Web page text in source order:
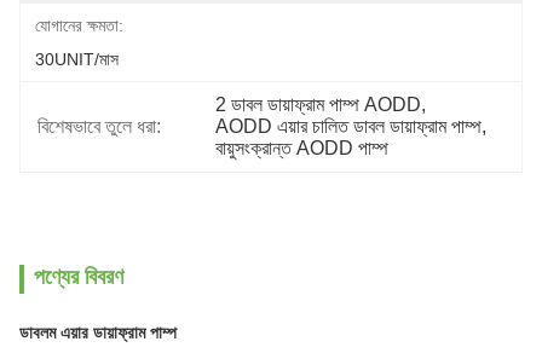
যোগানের ক্ষমতা:
30UNIT/মাস
বিশেষভাবে তুলে ধরা:
2 ডাবল ডায়াফ্রাম পাম্প AODD,
AODD এয়ার চালিত ডাবল ডায়াফ্রাম পাম্প,
বায়ুসংক্রান্ত AODD পাম্প
পণ্যের বিবরণ
ডাবলম এয়ার ডায়াফ্রাম পাম্প